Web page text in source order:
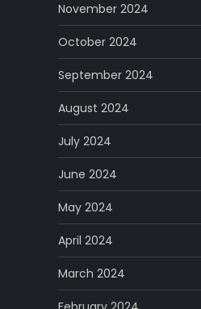
November 2024
October 2024
September 2024
August 2024
July 2024
June 2024
May 2024
April 2024
March 2024